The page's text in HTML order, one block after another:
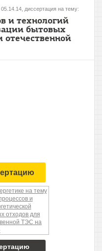
диссертация на тему:
и технологий
бытовых
отечественной